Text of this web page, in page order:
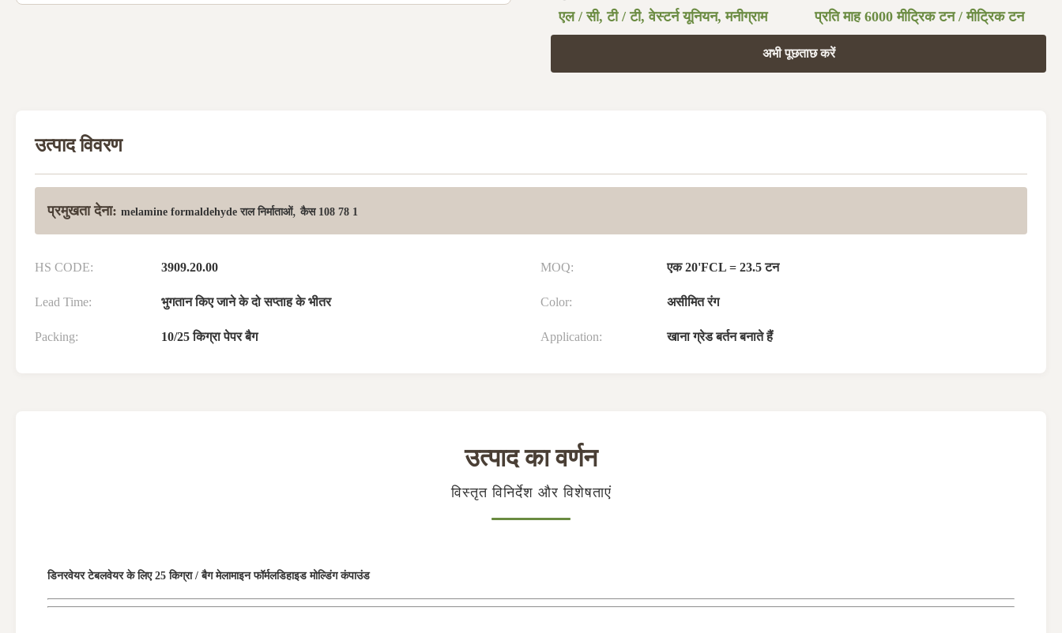
एल / सी, टी / टी, वेस्टर्न यूनियन, मनीग्राम प्रति माह 6000 मीट्रिक टन / मीट्रिक टन
अभी पूछताछ करें
उत्पाद विवरण
प्रमुखता देना: melamine formaldehyde राल निर्माताओं,कैस 108 78 1
HS CODE: 3909.20.00 MOQ: एक 20'FCL = 23.5 टन
Lead Time: भुगतान किए जाने के दो सप्ताह के भीतर Color: असीमित रंग
Packing: 10/25 किग्रा पेपर बैग Application: खाना ग्रेड बर्तन बनाते हैं
उत्पाद का वर्णन
विस्तृत विनिर्देश और विशेषताएं
डिनरवेयर टेबलवेयर के लिए 25 किग्रा / बैग मेलामाइन फॉर्मलडिहाइड मोल्डिंग कंपाउंड